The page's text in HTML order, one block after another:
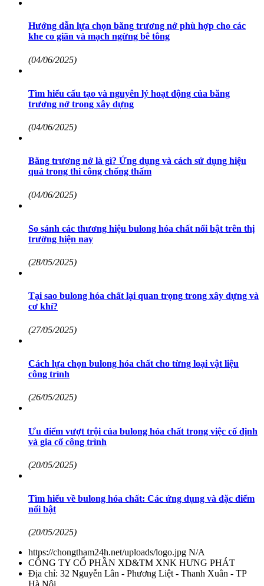
Hướng dẫn lựa chọn băng trương nở phù hợp cho các
khe co giãn và mạch ngừng bê tông
(04/06/2025)
Tìm hiểu cấu tạo và nguyên lý hoạt động của băng
trương nở trong xây dựng
(04/06/2025)
Băng trương nở là gì? Ứng dụng và cách sử dụng hiệu
quả trong thi công chống thấm
(04/06/2025)
So sánh các thương hiệu bulong hóa chất nổi bật trên thị
trường hiện nay
(28/05/2025)
Tại sao bulong hóa chất lại quan trọng trong xây dựng và
cơ khí?
(27/05/2025)
Cách lựa chọn bulong hóa chất cho từng loại vật liệu
công trình
(26/05/2025)
Ưu điểm vượt trội của bulong hóa chất trong việc cố định
và gia cố công trình
(20/05/2025)
Tìm hiểu về bulong hóa chất: Các ứng dụng và đặc điểm
nổi bật
(20/05/2025)
https://chongtham24h.net/uploads/logo.jpg N/A
CÔNG TY CỔ PHẦN XD&TM XNK HƯNG PHÁT
Địa chỉ: 32 Nguyễn Lân - Phương Liệt - Thanh Xuân - TP